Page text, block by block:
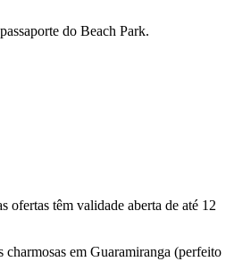
do Beach Park.
têm validade aberta de até 12
em Guaramiranga (perfeito